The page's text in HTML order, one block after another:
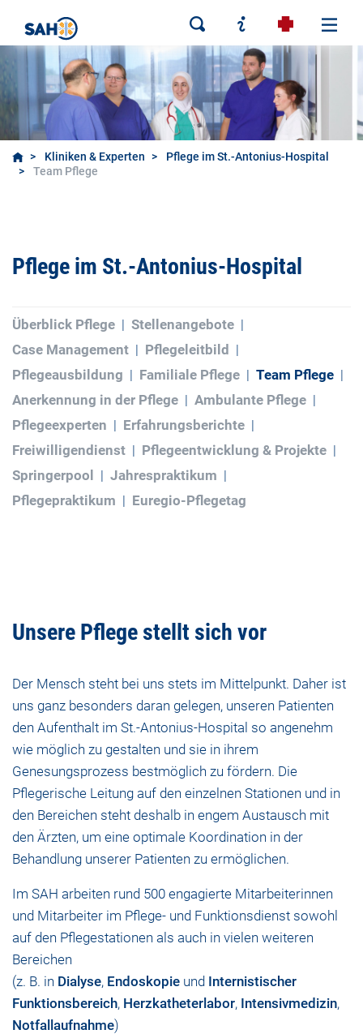
Kliniken & Experten
Pflege im St.-Antonius-Hospital
Team Pflege
Pflege im St.-Antonius-Hospital
Überblick Pflege
Stellenangebote
Case Management
Pflegeleitbild
Pflegeausbildung
Familiale Pflege
Team Pflege
Anerkennung in der Pflege
Ambulante Pflege
Pflegeexperten
Erfahrungsberichte
Freiwilligendienst
Pflegeentwicklung & Projekte
Springerpool
Jahrespraktikum
Pflegepraktikum
Euregio-Pflegetag
Unsere Pflege stellt sich vor
Der Mensch steht bei uns stets im Mittelpunkt. Daher ist
uns ganz besonders daran gelegen, unseren Patienten
den Aufenthalt im St.-Antonius-Hospital so angenehm
wie möglich zu gestalten und sie in ihrem
Genesungsprozess bestmöglich zu fördern. Die
Pflegerische Leitung auf den einzelnen Stationen und in
den Bereichen steht deshalb in engem Austausch mit
den Ärzten, um eine optimale Koordination in der
Behandlung unserer Patienten zu ermöglichen.
Im SAH arbeiten rund 500 engagierte Mitarbeiterinnen
und Mitarbeiter im Pflege- und Funktionsdienst sowohl
auf den Pflegestationen als auch in vielen weiteren
Bereichen
(z. B. in Dialyse, Endoskopie und Internistischer
Funktionsbereich, Herzkatheterlabor, Intensivmedizin,
Notfallaufnahme)